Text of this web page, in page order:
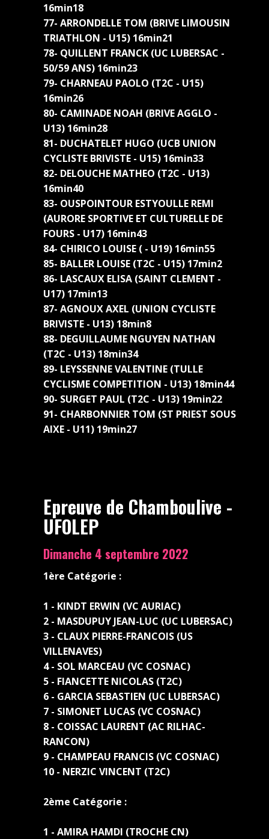
16min18
77- ARRONDELLE TOM (BRIVE LIMOUSIN
TRIATHLON - U15) 16min21
78- QUILLENT FRANCK (UC LUBERSAC -
50/59 ANS) 16min23
79- CHARNEAU PAOLO (T2C - U15)
16min26
80- CAMINADE NOAH (BRIVE AGGLO -
U13) 16min28
81- DUCHATELET HUGO (UCB UNION
CYCLISTE BRIVISTE - U15) 16min33
82- DELOUCHE MATHEO (T2C - U13)
16min40
83- OUSPOINTOUR ESTYOULLE REMI
(AURORE SPORTIVE ET CULTURELLE DE
FOURS - U17) 16min43
84- CHIRICO LOUISE ( - U19) 16min55
85- BALLER LOUISE (T2C - U15) 17min2
86- LASCAUX ELISA (SAINT CLEMENT -
U17) 17min13
87- AGNOUX AXEL (UNION CYCLISTE
BRIVISTE - U13) 18min8
88- DEGUILLAUME NGUYEN NATHAN
(T2C - U13) 18min34
89- LEYSSENNE VALENTINE (TULLE
CYCLISME COMPETITION - U13) 18min44
90- SURGET PAUL (T2C - U13) 19min22
91- CHARBONNIER TOM (ST PRIEST SOUS
AIXE - U11) 19min27
Epreuve de Chamboulive -
UFOLEP
Dimanche 4 septembre 2022
1ère Catégorie :
1 - KINDT ERWIN (VC AURIAC)
2 - MASDUPUY JEAN-LUC (UC LUBERSAC)
3 - CLAUX PIERRE-FRANCOIS (US
VILLENAVES)
4 - SOL MARCEAU (VC COSNAC)
5 - FIANCETTE NICOLAS (T2C)
6 - GARCIA SEBASTIEN (UC LUBERSAC)
7 - SIMONET LUCAS (VC COSNAC)
8 - COISSAC LAURENT (AC RILHAC-
RANCON)
9 - CHAMPEAU FRANCIS (VC COSNAC)
10 - NERZIC VINCENT (T2C)
2ème Catégorie :
1 - AMIRA HAMDI (TROCHE CN)